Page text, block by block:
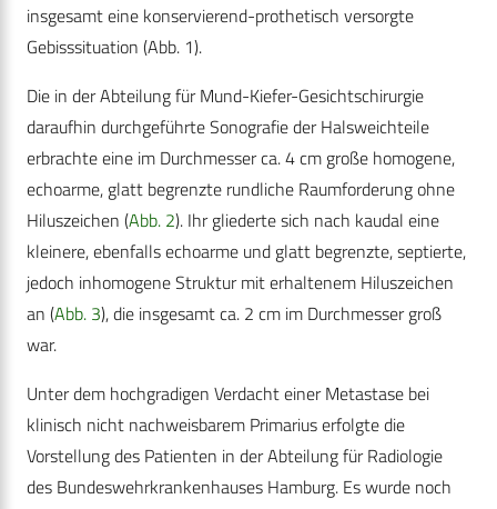
insgesamt eine konservierend-prothetisch versorgte
Gebisssituation (Abb. 1).
Die in der Abteilung für Mund-Kiefer-Gesichtschirurgie
daraufhin durchgeführte Sonografie der Halsweichteile
erbrachte eine im Durchmesser ca. 4 cm große homogene,
echoarme, glatt begrenzte rundliche Raumforderung ohne
Hiluszeichen (Abb. 2). Ihr gliederte sich nach kaudal eine
kleinere, ebenfalls echoarme und glatt begrenzte, septierte,
jedoch inhomogene Struktur mit erhaltenem Hiluszeichen
an (Abb. 3), die insgesamt ca. 2 cm im Durchmesser groß
war.
Unter dem hochgradigen Verdacht einer Metastase bei
klinisch nicht nachweisbarem Primarius erfolgte die
Vorstellung des Patienten in der Abteilung für Radiologie
des Bundeswehrkrankenhauses Hamburg. Es wurde noch